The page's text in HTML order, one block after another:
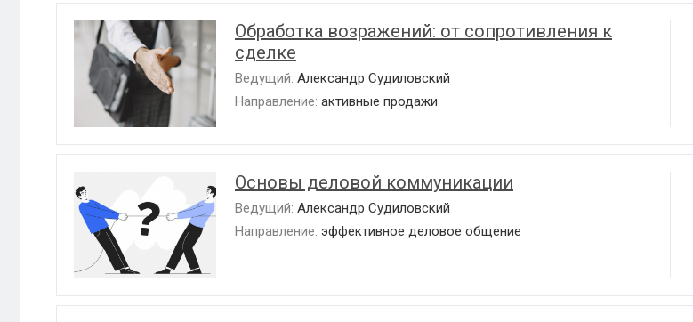
Обработка возражений: от сопротивления к
сделке
Ведущий: Александр Судиловский
Направление: активные продажи
Основы деловой коммуникации
Ведущий: Александр Судиловский
Направление: эффективное деловое общение